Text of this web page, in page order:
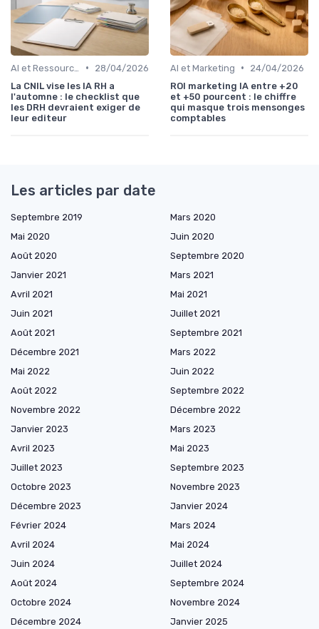
•
28/04/2026
La CNIL vise les IA RH a
l'automne : le checklist que
les DRH devraient exiger de
leur editeur
AI et Marketing •
24/04/2026
ROI marketing IA entre +20
et +50 pourcent : le chiffre
qui masque trois mensonges
comptables
Les articles par date
Septembre 2019
Mars 2020
Mai 2020
Juin 2020
Août 2020
Septembre 2020
Janvier 2021
Mars 2021
Avril 2021
Mai 2021
Juin 2021
Juillet 2021
Août 2021
Septembre 2021
Décembre 2021
Mars 2022
Mai 2022
Juin 2022
Août 2022
Septembre 2022
Novembre 2022
Décembre 2022
Janvier 2023
Mars 2023
Avril 2023
Mai 2023
Juillet 2023
Septembre 2023
Octobre 2023
Novembre 2023
Décembre 2023
Janvier 2024
Février 2024
Mars 2024
Avril 2024
Mai 2024
Juin 2024
Juillet 2024
Août 2024
Septembre 2024
Octobre 2024
Novembre 2024
Décembre 2024
Janvier 2025